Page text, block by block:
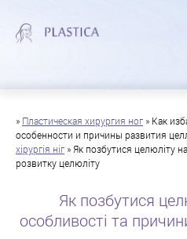
» Пластическая хирургия ног » Как
особенности и причины развития
хірургія ніг » Як позбутися целюліту
розвитку целюліту
Як позбутися
особливості та